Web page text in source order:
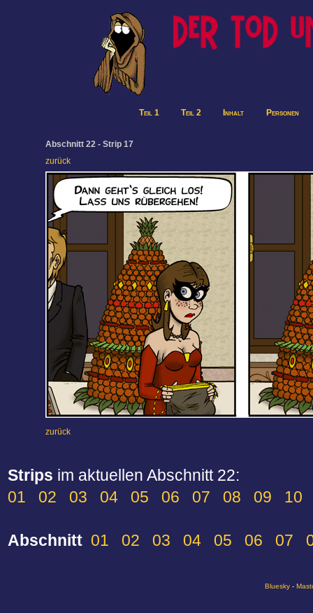
Teil 1 Teil 2 Inhalt Personen
Abschnitt 22 - Strip 17
zurück
zurück
Strips im aktuellen Abschnitt 22:
01
02 03 04 05 06 07 08 09 10
Abschnitt 01 02 03 04 05 06 07
Bluesky -